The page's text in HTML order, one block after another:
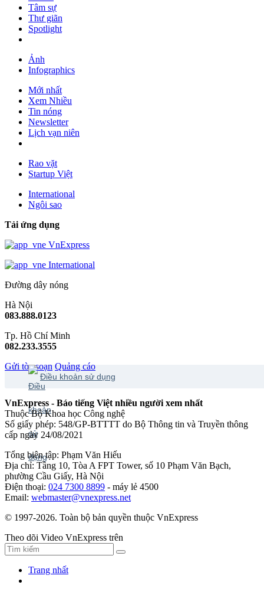
Tâm sự
Thư giãn
Spotlight
Ảnh
Infographics
Mới nhất
Xem Nhiều
Tin nóng
Newsletter
Lịch vạn niên
Rao vặt
Startup Việt
International
Ngôi sao
Tải ứng dụng
VnExpress
International
Đường dây nóng
Hà Nội
083.888.0123
Tp. Hồ Chí Minh
082.233.3555
Gửi tòa soạn Quảng cáo
Điều khoản sử dụng
VnExpress - Báo tiếng Việt nhiều người xem nhất
Thuộc Bộ Khoa học Công nghệ
Số giấy phép: 548/GP-BTTTT do Bộ Thông tin và Truyền thông
cấp ngày 24/08/2021
Tổng biên tập: Phạm Văn Hiếu
Địa chỉ: Tầng 10, Tòa A FPT Tower, số 10 Phạm Văn Bạch,
phường Cầu Giấy, Hà Nội
Điện thoại: 024 7300 8899 - máy lẻ 4500
Email: webmaster@vnexpress.net
© 1997-2026. Toàn bộ bản quyền thuộc VnExpress
Theo dõi Video VnExpress trên
Trang nhất